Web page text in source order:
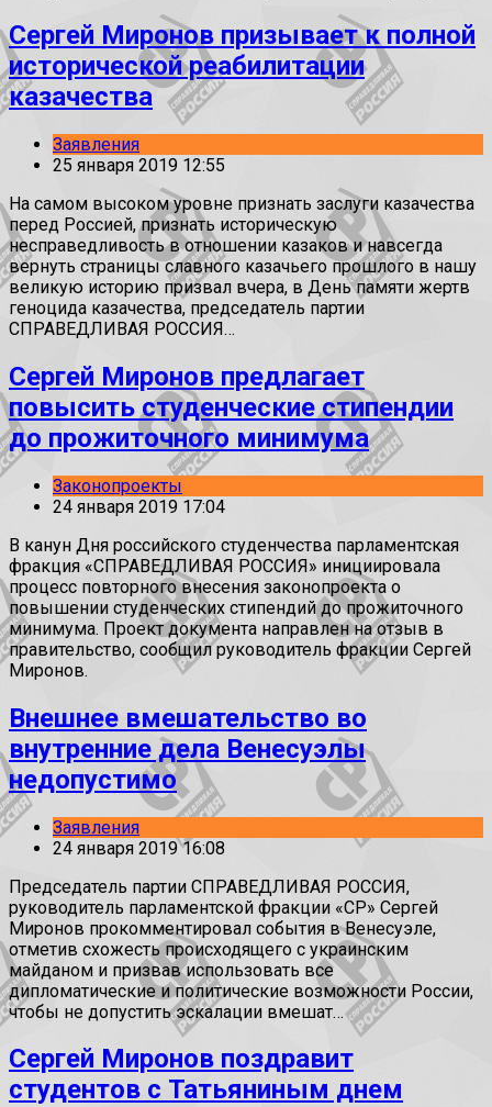
Сергей Миронов призывает к полной
исторической реабилитации
казачества
Заявления
25 января 2019 12:55
На самом высоком уровне признать заслуги казачества
перед Россией, признать историческую
несправедливость в отношении казаков и навсегда
вернуть страницы славного казачьего прошлого в нашу
великую историю призвал вчера, в День памяти жертв
геноцида казачества, председатель партии
СПРАВЕДЛИВАЯ РОССИЯ…
Сергей Миронов предлагает
повысить студенческие стипендии
до прожиточного минимума
Законопроекты
24 января 2019 17:04
В канун Дня российского студенчества парламентская
фракция «СПРАВЕДЛИВАЯ РОССИЯ» инициировала
процесс повторного внесения законопроекта о
повышении студенческих стипендий до прожиточного
минимума. Проект документа направлен на отзыв в
правительство, сообщил руководитель фракции Сергей
Миронов.
Внешнее вмешательство во
внутренние дела Венесуэлы
недопустимо
Заявления
24 января 2019 16:08
Председатель партии СПРАВЕДЛИВАЯ РОССИЯ,
руководитель парламентской фракции «СР» Сергей
Миронов прокомментировал события в Венесуэле,
отметив схожесть происходящего с украинским
майданом и призвав использовать все
дипломатические и политические возможности России,
чтобы не допустить эскалации вмешат…
Сергей Миронов поздравит
студентов с Татьяниным днем